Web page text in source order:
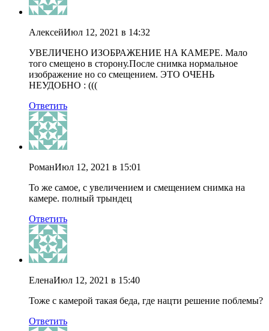
АлексейИюл 12, 2021 в 14:32
УВЕЛИЧЕНО ИЗОБРАЖЕНИЕ НА КАМЕРЕ. Мало
того смещено в сторону.После снимка нормальное
изображение но со смещением. ЭТО ОЧЕНЬ
НЕУДОБНО : (((
Ответить
РоманИюл 12, 2021 в 15:01
То же самое, с увеличением и смещением снимка на
камере. полный трындец
Ответить
ЕленаИюл 12, 2021 в 15:40
Тоже с камерой такая беда, где нацти решение поблемы?
Ответить